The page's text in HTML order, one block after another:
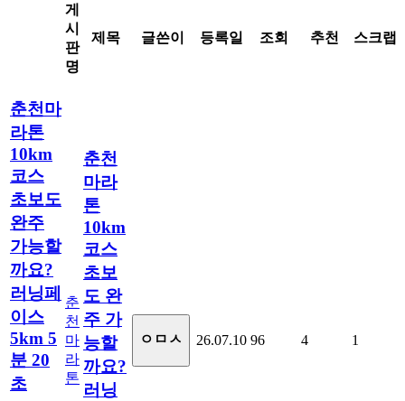
게
시
판
명
제목 글쓴이 등록일 조회 추천 스크랩
춘천마
라톤
10km
코스
초보도
완주
가능할
까요?
러닝페
이스
5km 5
분 20
초
춘
천
마
라
톤
춘천
마라
톤
10km
코스
초보
도 완
주 가
능할
까요?
러닝
ㅇㅁㅅ 26.07.10 96 4 1